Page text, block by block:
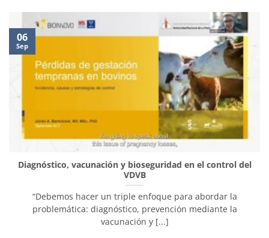
Diagnóstico, vacunación y bioseguridad en el control del
VDVB
“Debemos hacer un triple enfoque para abordar la
problemática: diagnóstico, prevención mediante la
vacunación y [...]
06
Sep